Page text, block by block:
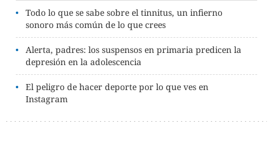
Todo lo que se sabe sobre el tinnitus, un infierno
sonoro más común de lo que crees
Alerta, padres: los suspensos en primaria predicen la
depresión en la adolescencia
El peligro de hacer deporte por lo que ves en
Instagram